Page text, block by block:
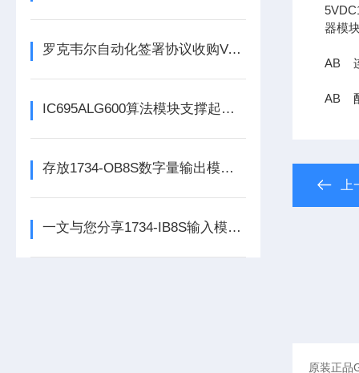
罗克韦尔自动化签署协议收购Verve工业保护公司
IC695ALG600算法模块支撑起复杂工业场景下的过程控制
存放1734-OB8S数字量输出模块时所需要考虑的方面分享
一文与您分享1734-IB8S输入模块的常见故障相应解决方法
器模
AB
AB